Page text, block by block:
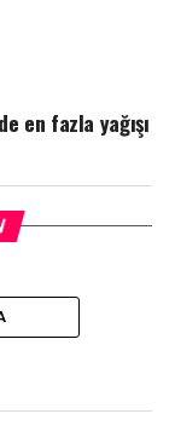
en fazla yağışı